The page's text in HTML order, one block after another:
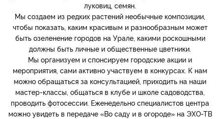
луковиц, семян.
Мы создаем из редких растений необычные композиции,
чтобы показать, каким красивым и разнообразным может
быть озеленение городов на Урале, какими роскошными
должны быть личные и общественные цветники.
Мы организуем и спонсируем городские акции и
мероприятия, сами активно участвуем в конкурсах. К нам
можно обращаться за консультацией, приходить на наши
мастер-классы, общаться в клубе и школе садоводства,
проводить фотосессии. Еженедельно специалистов центра
можно увидеть в передаче «Во саду и в огороде» на ЭХО-ТВ